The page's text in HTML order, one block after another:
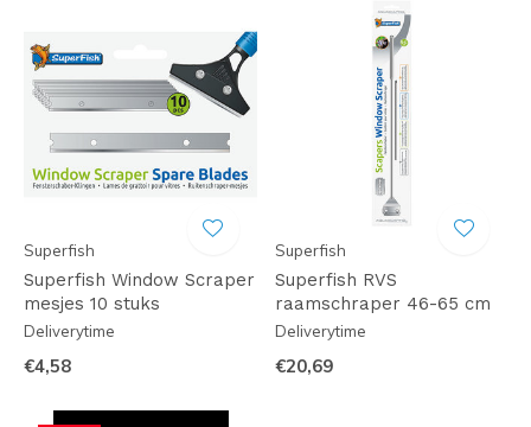
Superfish
Superfish Window Scraper
mesjes 10 stuks
Deliverytime
€4,58
Superfish
Superfish RVS
raamschraper 46-65 cm
Deliverytime
€20,69